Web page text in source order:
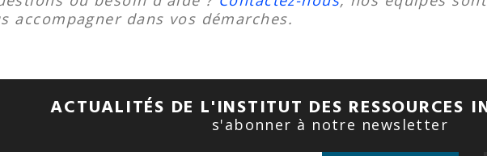
accompagner dans vos démarches.
ACTUALITÉS DE L'INSTITUT DES RESSOURCES
s'abonner à notre newsletter